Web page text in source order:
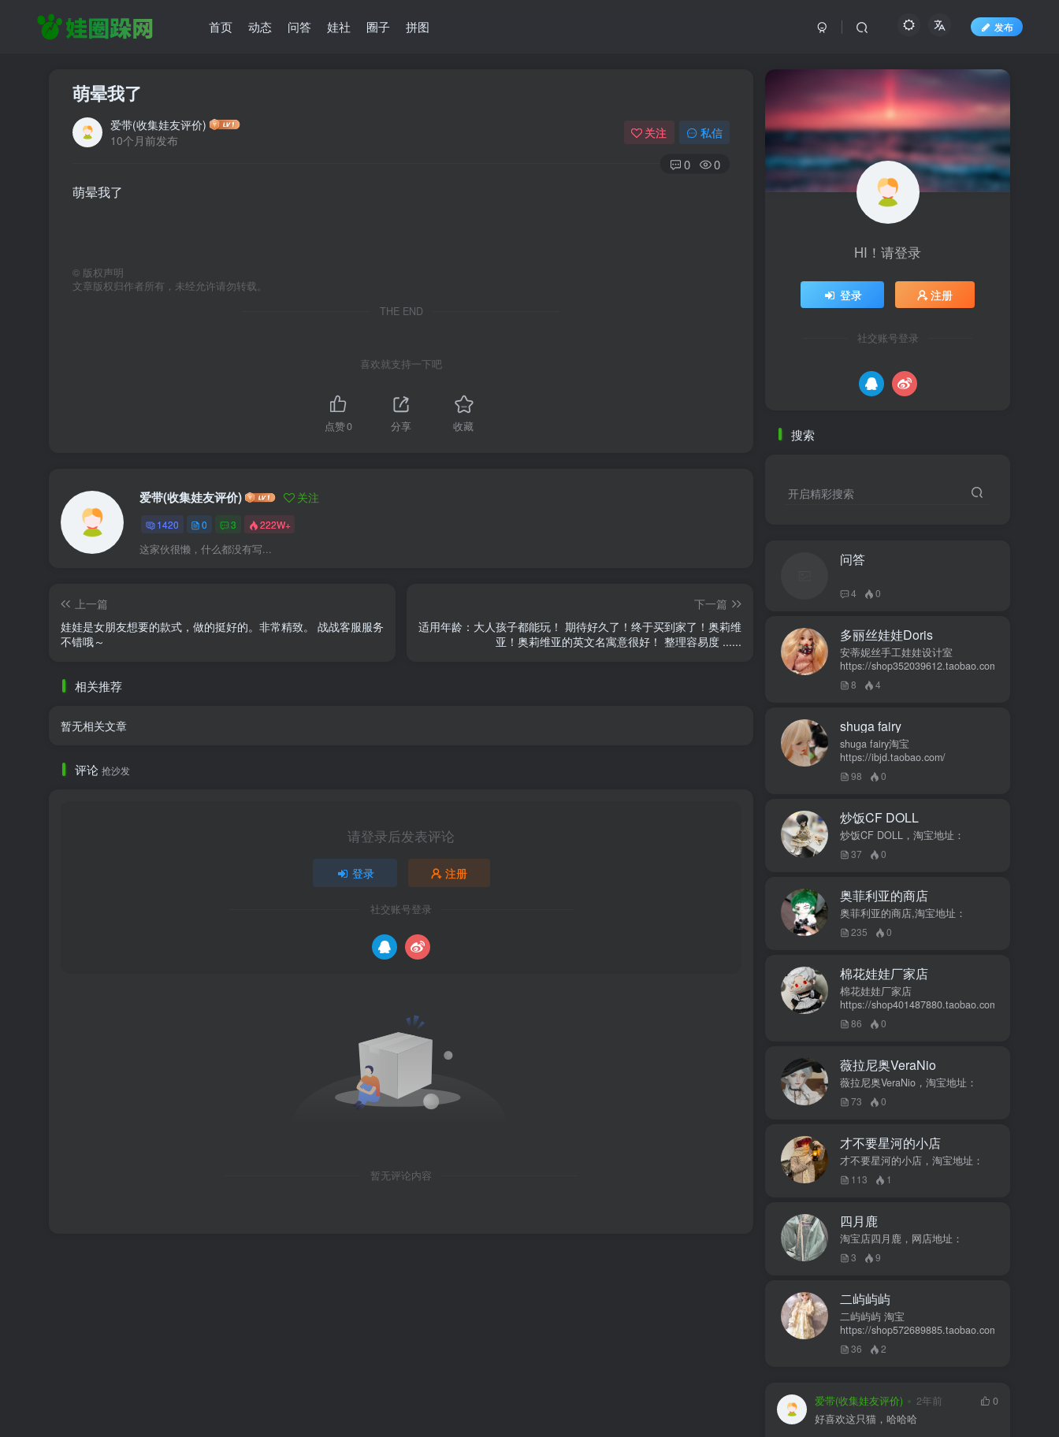
首页 动态 问答 娃社 圈子 拼图 发布
萌晕我了
爱带(收集娃友评价)
10个月前发布
关注 私信
0 0
萌晕我了
© 版权声明
文章版权归作者所有，未经允许请勿转载。
THE END
喜欢就支持一下吧
点赞0 分享 收藏
爱带(收集娃友评价) 关注
1420 0 3 222W+
这家伙很懒，什么都没有写...
上一篇
娃娃是女朋友想要的款式，做的挺好的。非常精致。 战战客服服务
不错哦～
下一篇
适用年龄：大人孩子都能玩！ 期待好久了！终于买到家了！奥莉维
亚！奥莉维亚的英文名寓意很好！ 整理容易度 ......
相关推荐
暂无相关文章
评论 抢沙发
请登录后发表评论
登录 注册
社交账号登录
暂无评论内容
HI！请登录
登录 注册
社交账号登录
搜索
开启精彩搜索
问答
4 0
多丽丝娃娃Doris
安蒂妮丝手工娃娃设计室
https://shop352039612.taobao.com
8 4
shuga fairy
shuga fairy淘宝
https://ibjd.taobao.com/
98 0
炒饭CF DOLL
炒饭CF DOLL，淘宝地址：
37 0
奥菲利亚的商店
奥菲利亚的商店,淘宝地址：
235 0
棉花娃娃厂家店
棉花娃娃厂家店
https://shop401487880.taobao.com/
86 0
薇拉尼奥VeraNio
薇拉尼奥VeraNio，淘宝地址：
73 0
才不要星河的小店
才不要星河的小店，淘宝地址：
113 1
四月鹿
淘宝店四月鹿，网店地址：
3 9
二屿屿屿
二屿屿屿 淘宝
https://shop572689885.taobao.com
36 2
爱带(收集娃友评价) 2年前
0
好喜欢这只猫，哈哈哈